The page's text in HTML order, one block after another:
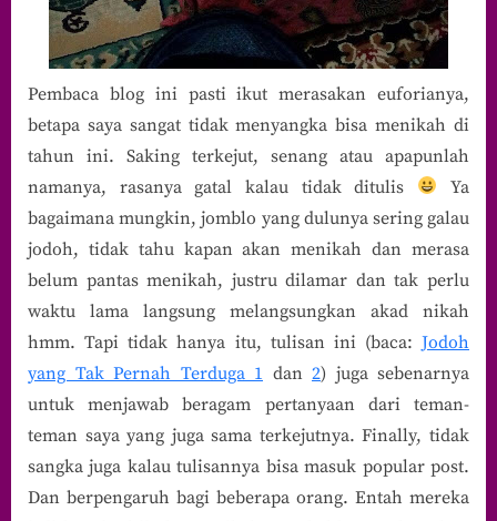
Pembaca blog ini pasti ikut merasakan euforianya,
betapa saya sangat tidak menyangka bisa menikah di
tahun ini. Saking terkejut, senang atau apapunlah
namanya, rasanya gatal kalau tidak ditulis
Ya
bagaimana mungkin, jomblo yang dulunya sering galau
jodoh, tidak tahu kapan akan menikah dan merasa
belum pantas menikah, justru dilamar dan tak perlu
waktu lama langsung melangsungkan akad nikah
hmm. Tapi tidak hanya itu, tulisan ini (baca: Jodoh
yang Tak Pernah Terduga 1 dan 2) juga sebenarnya
untuk menjawab beragam pertanyaan dari teman-
teman saya yang juga sama terkejutnya. Finally, tidak
sangka juga kalau tulisannya bisa masuk popular post.
Dan berpengaruh bagi beberapa orang. Entah mereka